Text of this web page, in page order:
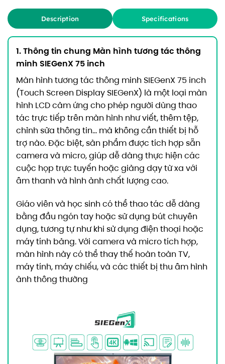
Description Specifications
1. Thông tin chung Màn hình tương tác thông
minh SIEGenX 75 inch
Màn hình tương tác thông minh SIEGenX 75 inch
(Touch Screen Display SIEGenX) là một loại màn
hình LCD cảm ứng cho phép người dùng thao
tác trực tiếp trên màn hình như viết, thêm tệp,
chỉnh sửa thông tin… mà không cần thiết bị hỗ
trợ nào. Đặc biệt, sản phẩm được tích hợp sẵn
camera và micro, giúp dễ dàng thực hiện các
cuộc họp trực tuyến hoặc giảng dạy từ xa với
âm thanh và hình ảnh chất lượng cao.
Giáo viên và học sinh có thể thao tác dễ dàng
bằng đầu ngón tay hoặc sử dụng bút chuyên
dụng, tương tự như khi sử dụng điện thoại hoặc
máy tính bảng. Với camera và micro tích hợp,
màn hình này có thể thay thế hoàn toàn TV,
máy tính, máy chiếu, và các thiết bị thu âm hình
ảnh thông thường